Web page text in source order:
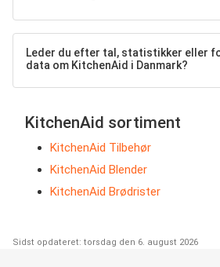
Leder du efter tal, statistikker eller
data om KitchenAid i Danmark?
KitchenAid sortiment
KitchenAid Tilbehør
KitchenAid Blender
KitchenAid Brødrister
Sidst opdateret: torsdag den 6. august 2026